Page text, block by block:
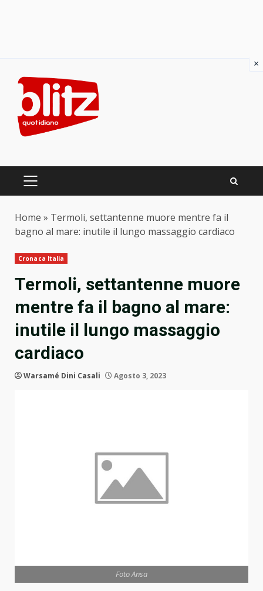
content
PRIMARY
Home » Termoli, settantenne muore mentre fa il
bagno al mare: inutile il lungo massaggio cardiaco
Cronaca Italia
Termoli, settantenne muore
mentre fa il bagno al mare:
inutile il lungo massaggio
cardiaco
Warsamé Dini Casali Agosto 3, 2023
Foto Ansa
×